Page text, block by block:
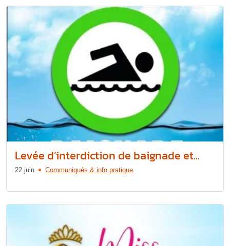
Levée d’interdiction de baignade et...
22 juin Communiqués & info pratique